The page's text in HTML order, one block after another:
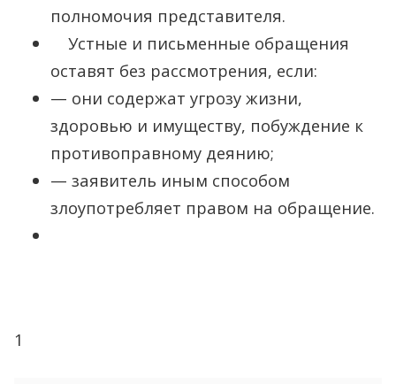
полномочия представителя.
Устные и письменные обращения
оставят без рассмотрения, если:
— они содержат угрозу жизни,
здоровью и имуществу, побуждение к
противоправному деянию;
— заявитель иным способом
злоупотребляет правом на обращение.
1